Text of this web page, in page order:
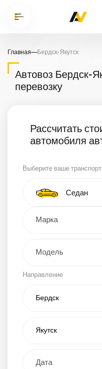
Главная—Бердск-Якутск
Автовоз Бердск-
перевозку
Рассчитать
автомобиля
Выберите ваше
Тип автомобиля
Седан
Кроссовер
Направление